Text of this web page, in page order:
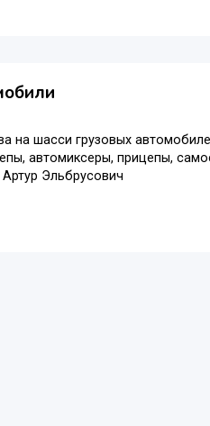
на шасси грузовых
автомиксеры, прицепы,
Эльбрусович